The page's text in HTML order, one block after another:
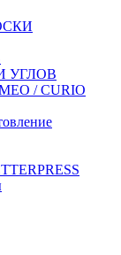
УГЛОВ
/ CURIO